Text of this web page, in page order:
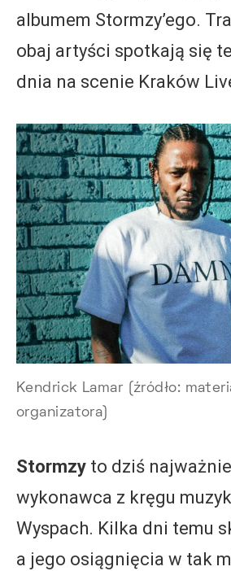
albumem Stormzy’ego.
obaj artyści spotkają się
dnia na scenie Kraków
Kendrick Lamar (źródło:
organizatora)
Stormzy to dziś
wykonawca z kręgu
Wyspach. Kilka dni temu
a jego osiągnięcia w tak